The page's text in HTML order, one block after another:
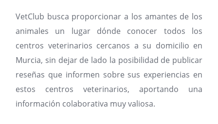
VetClub busca proporcionar a los amantes de los
animales un lugar dónde conocer todos los
centros veterinarios cercanos a su domicilio en
Murcia, sin dejar de lado la posibilidad de publicar
reseñas que informen sobre sus experiencias en
estos centros veterinarios, aportando una
información colaborativa muy valiosa.